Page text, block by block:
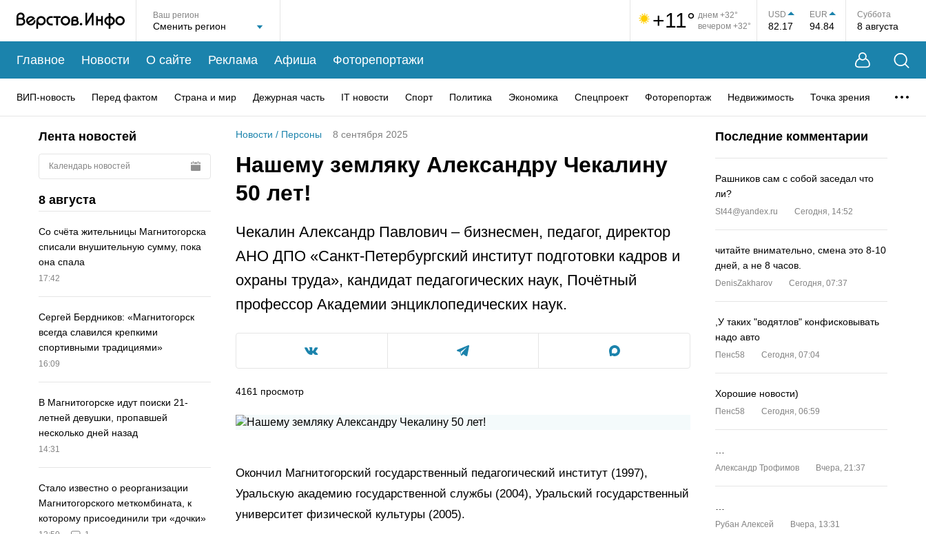
Ваш регион +11° днем +32°
вечером +32°
USD
82.17
EUR
94.84
Суббота
8 августа
Главное Новости О сайте Реклама Афиша Фоторепортажи
ВИП-новость Перед фактом Страна и мир Дежурная часть IT новости Спорт Политика Экономика Спецпроект Фоторепортаж Недвижимость Точка зрения
Лента новостей
Календарь новостей
8 августа
Со счёта жительницы Магнитогорска
списали внушительную сумму, пока
она спала
17:42
Сергей Бердников: «Магнитогорск
всегда славился крепкими
спортивными традициями»
16:09
В Магнитогорске идут поиски 21-
летней девушки, пропавшей
несколько дней назад
14:31
Стало известно о реорганизации
Магнитогорского меткомбината, к
которому присоединили три «дочки»
Новости / Персоны 8 сентября 2025
Нашему земляку Александру Чекалину
50 лет!
Чекалин Александр Павлович – бизнесмен, педагог, директор
АНО ДПО «Санкт-Петербургский институт подготовки кадров и
охраны труда», кандидат педагогических наук, Почётный
профессор Академии энциклопедических наук.
4161 просмотр
Окончил Магнитогорский государственный педагогический институт (1997),
Уральскую академию государственной службы (2004), Уральский государственный
университет физической культуры (2005).
Последние комментарии
Рашников сам с собой заседал что
ли?
St44@yandex.ru Сегодня, 14:52
читайте внимательно, смена это 8-10
дней, а не 8 часов.
DenisZakharov Сегодня, 07:37
,У таких "водятлов" конфисковывать
надо авто
Пенс58 Сегодня, 07:04
Хорошие новости)
Пенс58 Сегодня, 06:59
Александр Трофимов Вчера, 21:37
Рубан Алексей Вчера, 13:31